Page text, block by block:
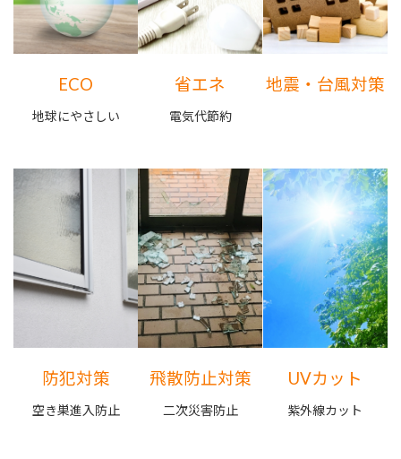
ECO
地球にやさしい
省エネ
電気代節約
地震・台風対策
防犯対策
空き巣進入防止
飛散防止対策
二次災害防止
UVカット
紫外線カット